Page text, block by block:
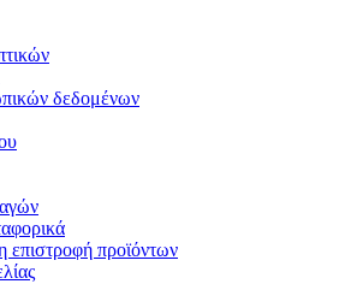
δεδομένων
προϊόντων